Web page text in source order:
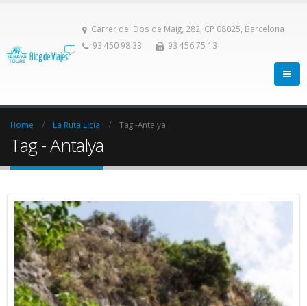
Carrer del Dos de Maig, 282, CP 08025, Barcelona
93 450 98 33
93 456 75 13
Home La Ruta Licia Tag -Antalya
Tag - Antalya